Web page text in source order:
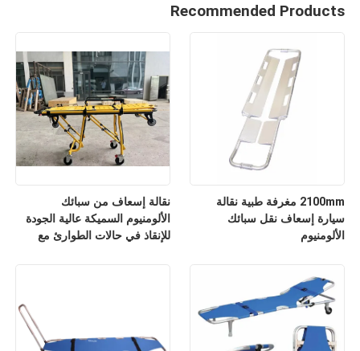
Recommended Products
نقالة إسعاف من سبائك
الألومنيوم السميكة عالية الجودة
للإنقاذ في حالات الطوارئ مع
2100mm مغرفة طبية نقالة
سيارة إسعاف نقل سبائك
الألومنيوم